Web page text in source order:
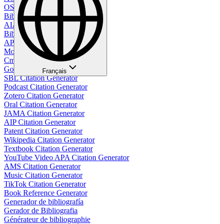
OSCOLA Citation Generator
Bibliography generator
AIAA Citation Generator
BibTeX Citation Generator
APA bibliography maker
Movie Citation Generator
Cmos Citation Generator
Google Citation Generator
SBL Citation Generator
Podcast Citation Generator
Zotero Citation Generator
Oral Citation Generator
JAMA Citation Generator
AIP Citation Generator
Patent Citation Generator
Wikipedia Citation Generator
Textbook Citation Generator
YouTube Video APA Citation Generator
AMS Citation Generator
Music Citation Generator
TikTok Citation Generator
Book Reference Generator
Generador de bibliografía
Gerador de Bibliografia
Générateur de bibliographie
Français